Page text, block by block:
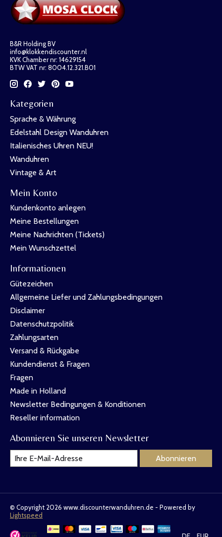
B&R Holding BV
info@klokkendiscounter.nl
KVK Chamber nr: 14629154
BTW VAT nr: 8004.12.321.B01
Kategorien
Sprache & Währung
Edelstahl Design Wanduhren
Italienisches Uhren NEU!
Wanduhren
Vintage & Art
Mein Konto
Kundenkonto anlegen
Meine Bestellungen
Meine Nachrichten (Tickets)
Mein Wunschzettel
Informationen
Gütezeichen
Allgemeine Liefer und Zahlungsbedingungen
Disclaimer
Datenschutzpolitik
Zahlungsarten
Versand & Rückgabe
Kundendienst & Fragen
Fragen
Made in Holland
Newsletter Bedingungen & Konditionen
Reseller information
Abonnieren Sie unseren Newsletter
Abonnieren
© Copyright 2026 www.discounterwanduhren.de - Powered by
Lightspeed